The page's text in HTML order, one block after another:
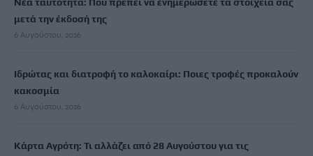
μετά την έκδοσή της
6 Αυγούστου, 2026
Ιδρώτας και διατροφή το καλοκαίρι: Ποιες τροφές προκαλούν
κακοσμία
6 Αυγούστου, 2026
Κάρτα Αγρότη: Τι αλλάζει από 28 Αυγούστου για τις